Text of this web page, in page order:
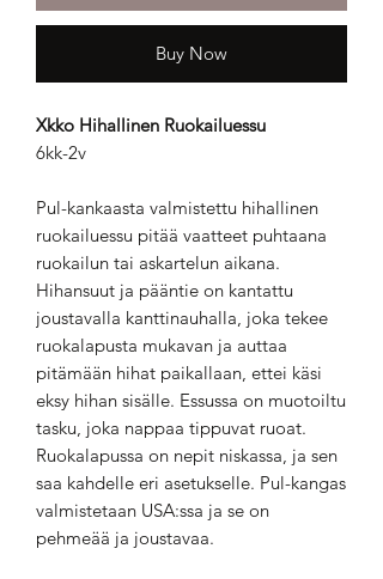
Buy Now
Xkko Hihallinen Ruokailuessu
6kk-2v
Pul-kankaasta valmistettu hihallinen
ruokailuessu pitää vaatteet puhtaana
ruokailun tai askartelun aikana.
Hihansuut ja pääntie on kantattu
joustavalla kanttinauhalla, joka tekee
ruokalapusta mukavan ja auttaa
pitämään hihat paikallaan, ettei käsi
eksy hihan sisälle. Essussa on muotoiltu
tasku, joka nappaa tippuvat ruoat.
Ruokalapussa on nepit niskassa, ja sen
saa kahdelle eri asetukselle. Pul-kangas
valmistetaan USA:ssa ja se on
pehmeää ja joustavaa.